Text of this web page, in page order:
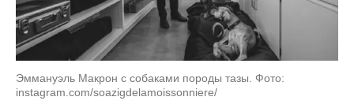
Эммануэль Макрон с собаками породы тазы. Фото:
instagram.com/soazigdelamoissonniere/